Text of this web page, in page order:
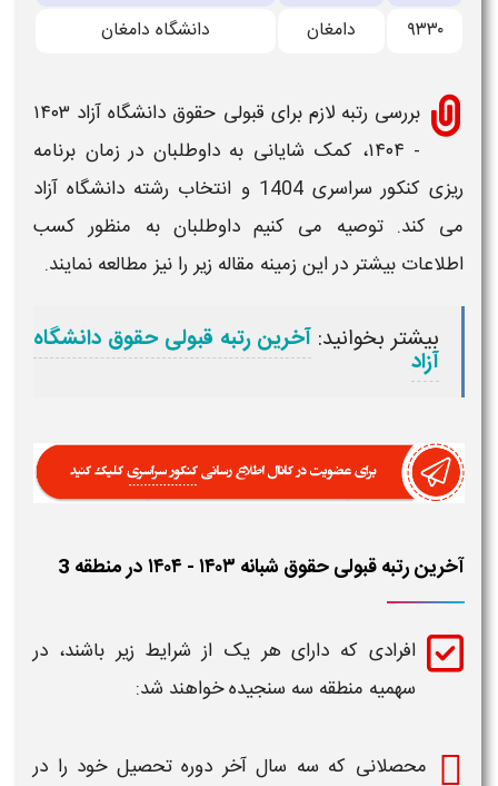
۹۳۳۰
دامغان دانشگاه دامغان
بررسی رتبه لازمبرای قبولی حقوق دانشگاه آزاد ۱۴۰۳
- ۱۴۰۴
، کمک شایانی به داوطلبان در زمان برنامه
ریزی کنکور سراسری1404 و انتخاب رشته دانشگاه آزاد
می کند. توصیه می کنیم داوطلبان به منظور کسب
اطلاعات بیشتر در این زمینه مقاله زیر را نیز مطالعه نمایند.
بیشتر بخوانید: آخرین رتبه قبولی حقوق دانشگاه
آزاد
آخرین رتبه قبولی حقوق شبانه ۱۴۰۳ - ۱۴۰۴ در منطقه 3
افرادی که دارای هر یک از شرایط زیر باشند، در
سهمیه منطقه سه سنجیده خواهند شد:
محصلانی که سه سالآخر دوره تحصیل خود را در